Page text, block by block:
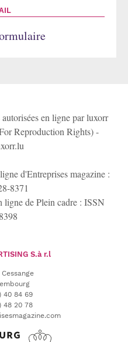
en ligne par luxorr
Reproduction Rights) -
d'Entreprises magazine :
8371
ligne de Plein cadre : ISSN
S.à r.l
40 84 69
48 20 78